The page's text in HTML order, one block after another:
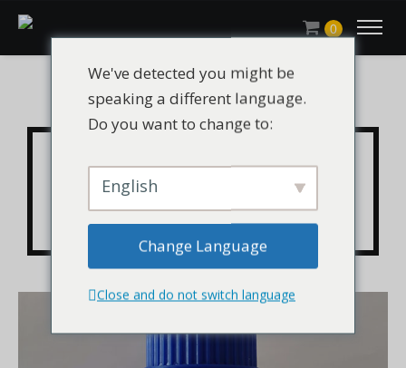
0
CHLUMOFIUOR® CH-903
含氟丙烯酸酯的水基氟
硅树脂
We've detected you might be
speaking a different language.
Do you want to change to:
English
Change Language
Close and do not switch language